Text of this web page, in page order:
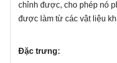
chỉnh được, cho phép nó
được làm từ các vật liệu
Đặc trưng: